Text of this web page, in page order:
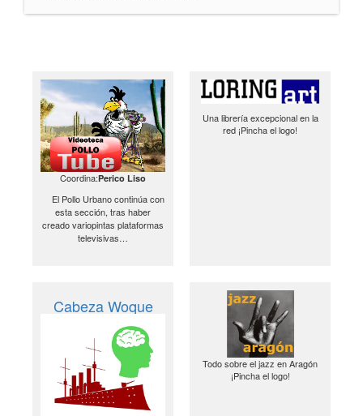
Coordina:Perico Liso
El Pollo Urbano continúa con
esta sección, tras haber
creado variopintas plataformas
televisivas…
Una librería excepcional en la
red ¡Pincha el logo!
Cabeza Woque
Todo sobre el jazz en Aragón
¡Pincha el logo!